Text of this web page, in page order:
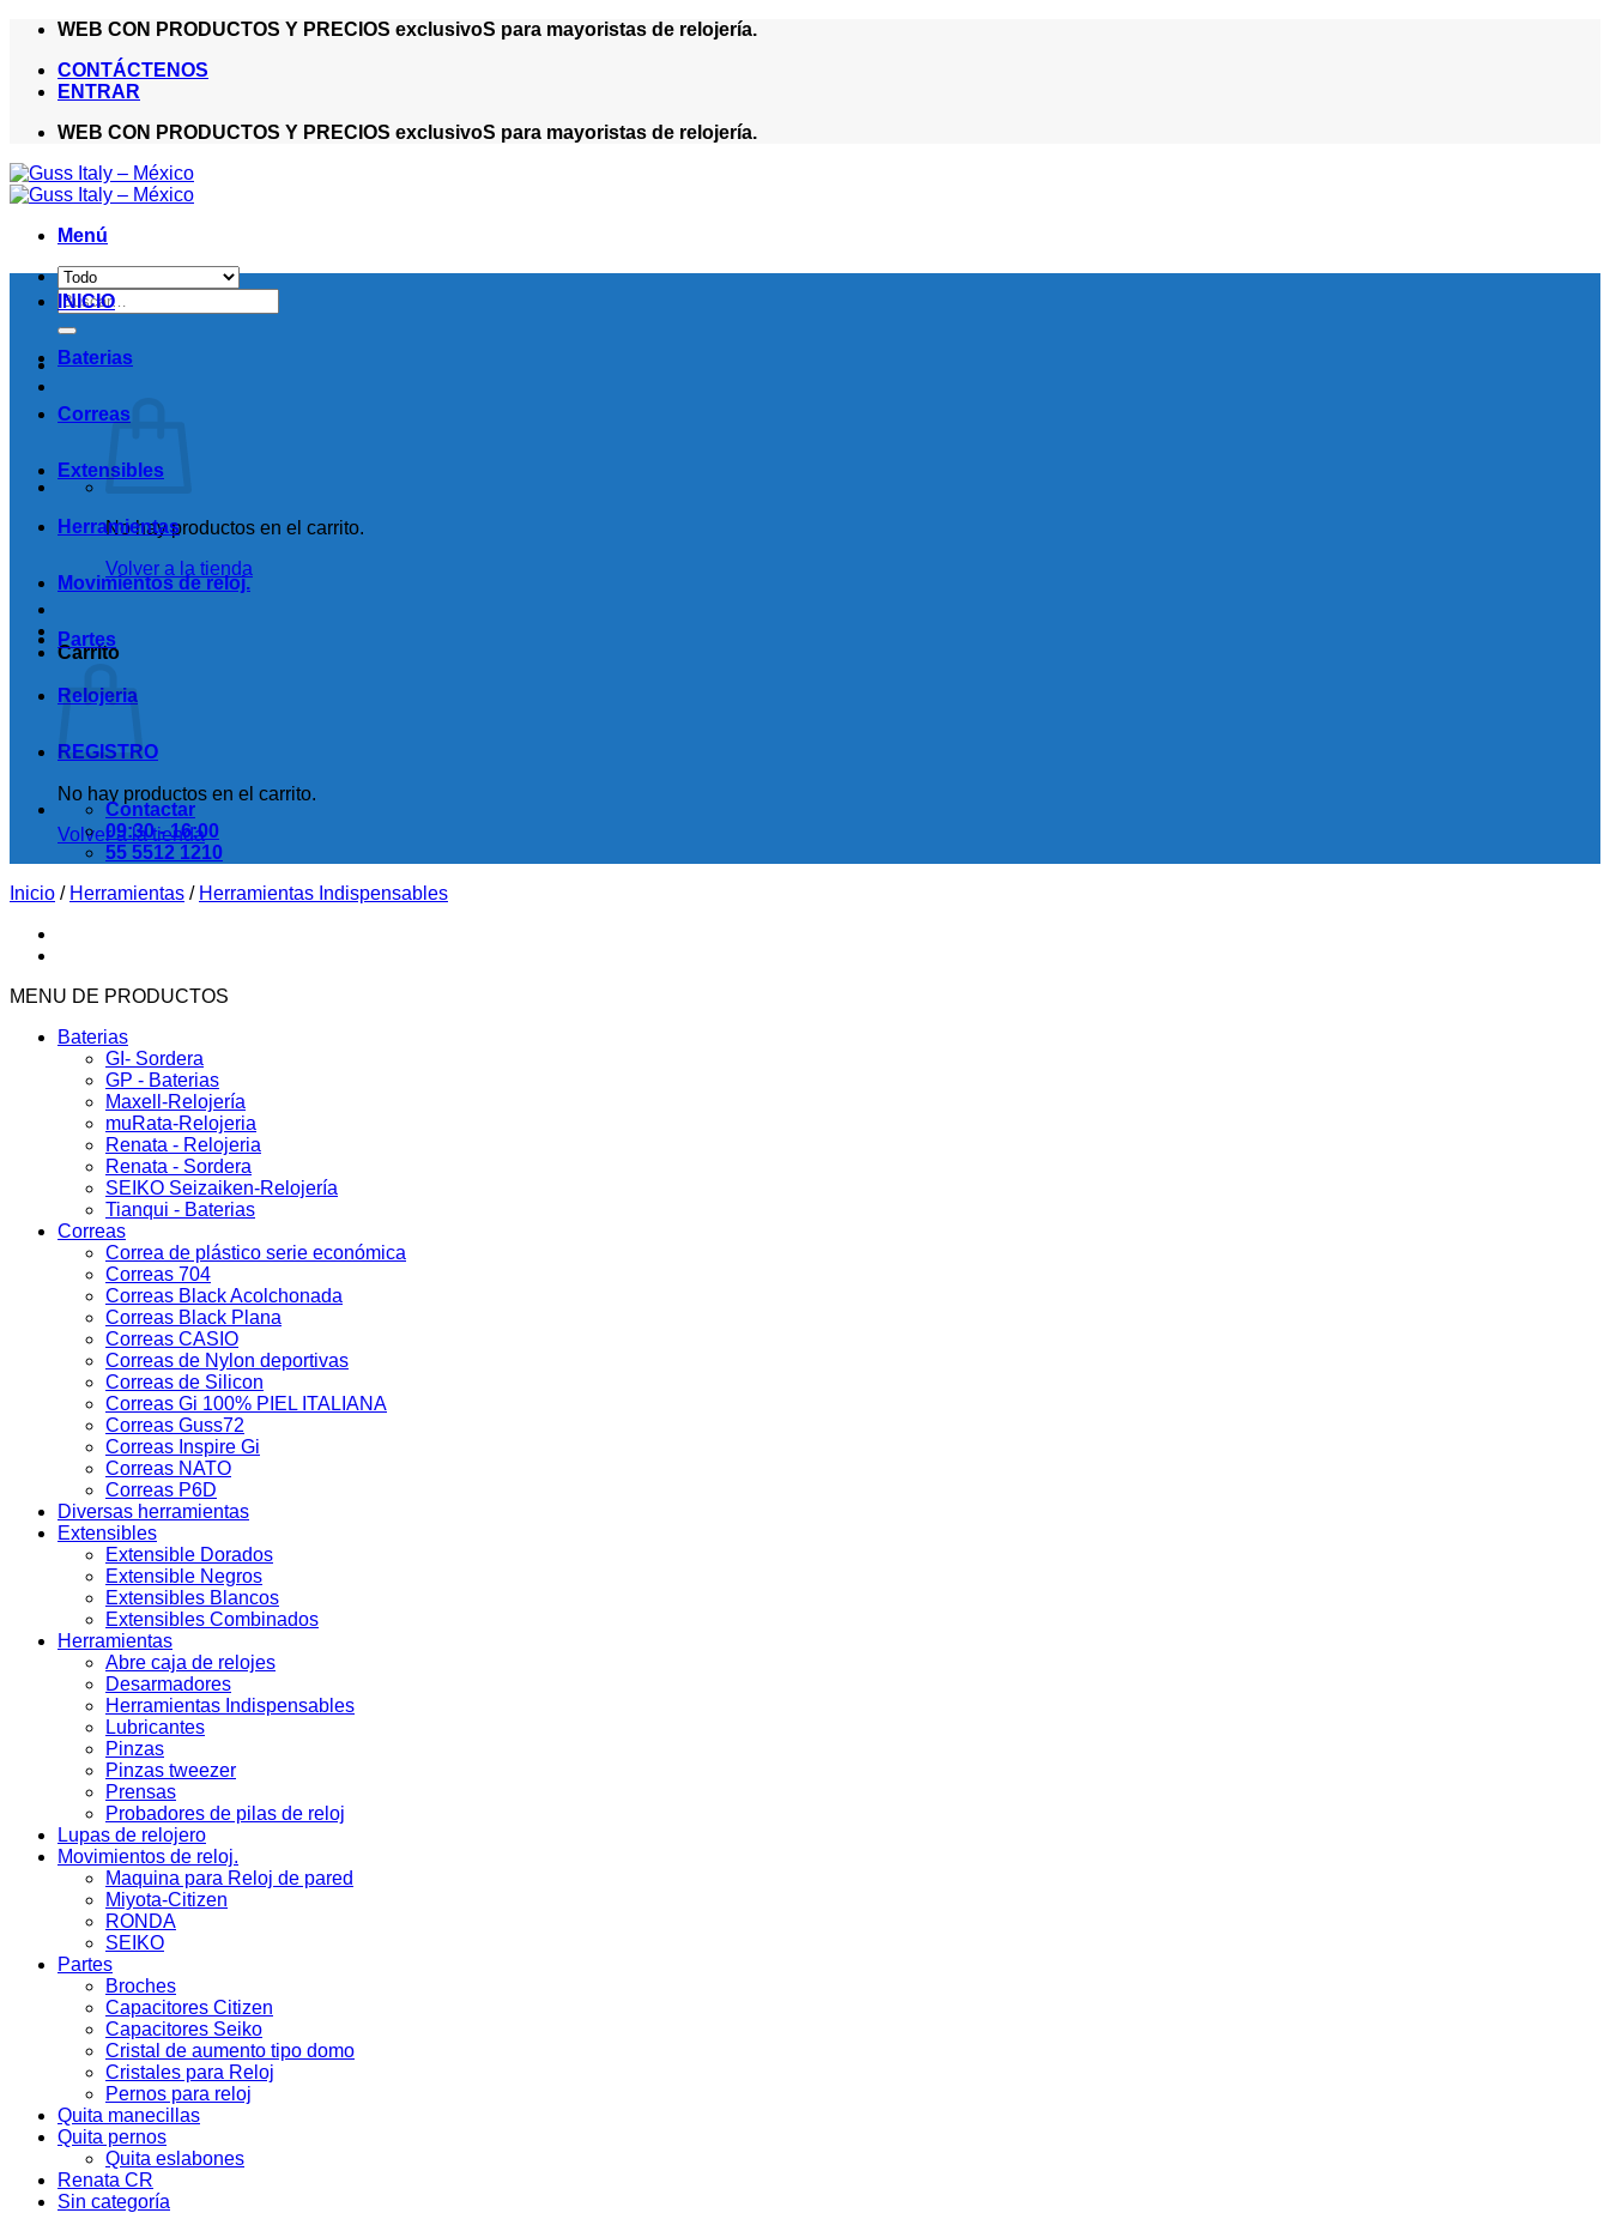
Saltar
contenido
WEB CON PRODUCTOS Y PRECIOS exclusivoS para mayoristas de relojería.
CONTÁCTENOS
ENTRAR
WEB CON PRODUCTOS Y PRECIOS exclusivoS para mayoristas de relojería.
Menú
Buscar
por:
No hay productos en el carrito.
Volver a la tienda
Carrito
No hay productos en el carrito.
Volver a la tienda
INICIO
Baterias
Correas
Extensibles
Herramientas
Movimientos de reloj.
Partes
Relojeria
REGISTRO
Contactar
09:30 - 16:00
55 5512 1210
Inicio / Herramientas / Herramientas Indispensables
MENU DE PRODUCTOS
Baterias
GI- Sordera
GP - Baterias
Maxell-Relojería
muRata-Relojeria
Renata - Relojeria
Renata - Sordera
SEIKO Seizaiken-Relojería
Tianqui - Baterias
Correas
Correa de plástico serie económica
Correas 704
Correas Black Acolchonada
Correas Black Plana
Correas CASIO
Correas de Nylon deportivas
Correas de Silicon
Correas Gi 100% PIEL ITALIANA
Correas Guss72
Correas Inspire Gi
Correas NATO
Correas P6D
Diversas herramientas
Extensibles
Extensible Dorados
Extensible Negros
Extensibles Blancos
Extensibles Combinados
Herramientas
Abre caja de relojes
Desarmadores
Herramientas Indispensables
Lubricantes
Pinzas
Pinzas tweezer
Prensas
Probadores de pilas de reloj
Lupas de relojero
Movimientos de reloj.
Maquina para Reloj de pared
Miyota-Citizen
RONDA
SEIKO
Partes
Broches
Capacitores Citizen
Capacitores Seiko
Cristal de aumento tipo domo
Cristales para Reloj
Pernos para reloj
Quita manecillas
Quita pernos
Quita eslabones
Renata CR
Sin categoría